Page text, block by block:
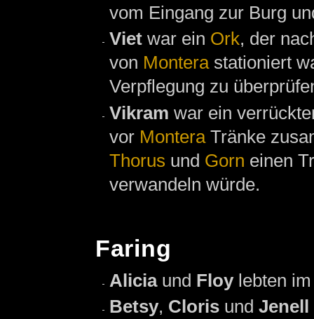
vom Eingang zur Burg
Viet war ein Ork, der
von Monterastationiert
Verpflegung zu
Vikram war ein
vor MonteraTränke
Thorus und Gorn einen
verwandeln würde.
Faring
Aliciaund Floylebten im
Betsy, Cloris und Jenell